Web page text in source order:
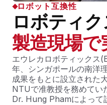
ロボット互換性
ロボティ
製造現場で
エウレカロボティックス
年、シンガポールの南洋
成果をもとに設立された
NTUで准教授を務めてい
Dr. Hung Phamによって